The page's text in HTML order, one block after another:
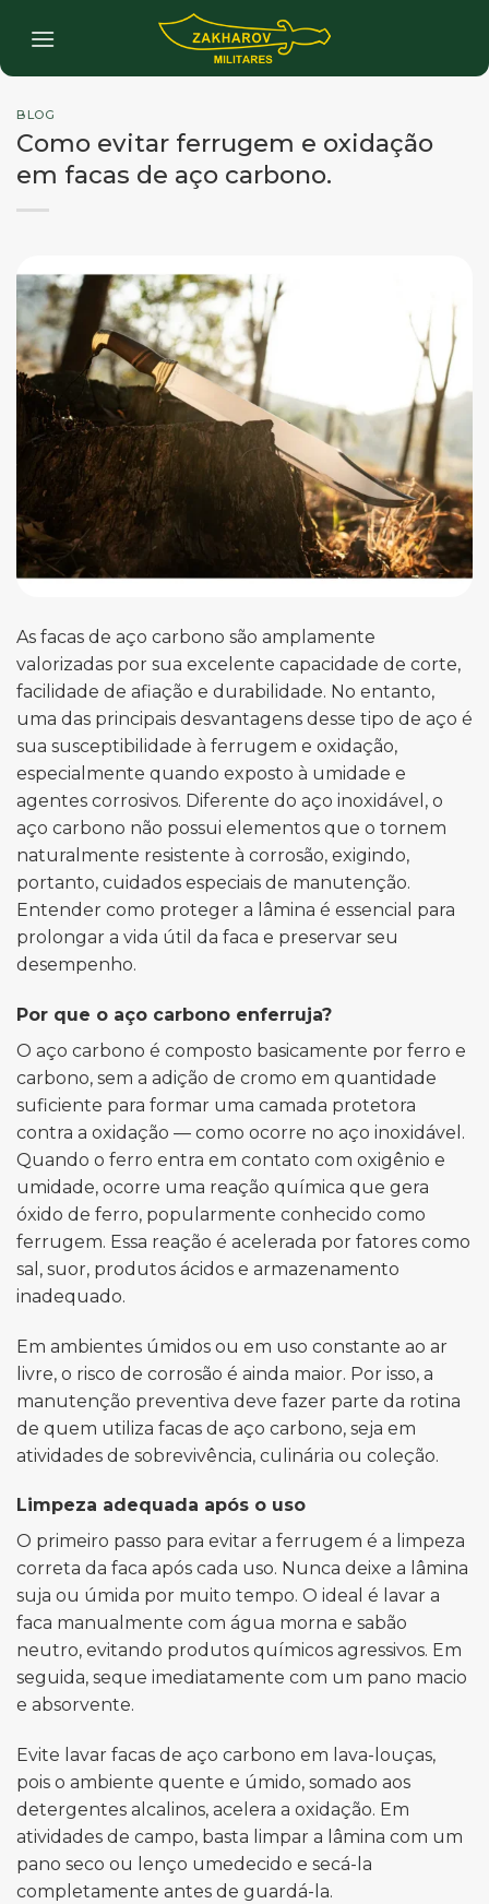
content
BLOG
Como evitar ferrugem e oxidação
em facas de aço carbono.
As facas de aço carbono são amplamente
valorizadas por sua excelente capacidade de corte,
facilidade de afiação e durabilidade. No entanto,
uma das principais desvantagens desse tipo de aço é
sua susceptibilidade à ferrugem e oxidação,
especialmente quando exposto à umidade e
agentes corrosivos. Diferente do aço inoxidável, o
aço carbono não possui elementos que o tornem
naturalmente resistente à corrosão, exigindo,
portanto, cuidados especiais de manutenção.
Entender como proteger a lâmina é essencial para
prolongar a vida útil da faca e preservar seu
desempenho.
Por que o aço carbono enferruja?
O aço carbono é composto basicamente por ferro e
carbono, sem a adição de cromo em quantidade
suficiente para formar uma camada protetora
contra a oxidação — como ocorre no aço inoxidável.
Quando o ferro entra em contato com oxigênio e
umidade, ocorre uma reação química que gera
óxido de ferro, popularmente conhecido como
ferrugem. Essa reação é acelerada por fatores como
sal, suor, produtos ácidos e armazenamento
inadequado.
Em ambientes úmidos ou em uso constante ao ar
livre, o risco de corrosão é ainda maior. Por isso, a
manutenção preventiva deve fazer parte da rotina
de quem utiliza facas de aço carbono, seja em
atividades de sobrevivência, culinária ou coleção.
Limpeza adequada após o uso
O primeiro passo para evitar a ferrugem é a limpeza
correta da faca após cada uso. Nunca deixe a lâmina
suja ou úmida por muito tempo. O ideal é lavar a
faca manualmente com água morna e sabão
neutro, evitando produtos químicos agressivos. Em
seguida, seque imediatamente com um pano macio
e absorvente.
Evite lavar facas de aço carbono em lava-louças,
pois o ambiente quente e úmido, somado aos
detergentes alcalinos, acelera a oxidação. Em
atividades de campo, basta limpar a lâmina com um
pano seco ou lenço umedecido e secá-la
completamente antes de guardá-la.